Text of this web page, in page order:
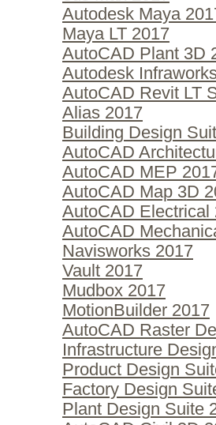
Autodesk Maya
Maya LT 2017
AutoCAD Plant 3D
Autodesk
AutoCAD Revit LT
Alias 2017
Building Design
AutoCAD
AutoCAD MEP
AutoCAD Map 3D
AutoCAD Electrical
AutoCAD
Navisworks 2017
Vault 2017
Mudbox 2017
MotionBuilder 2017
AutoCAD Raster
Infrastructure
Product Design
Factory Design
Plant Design Suite